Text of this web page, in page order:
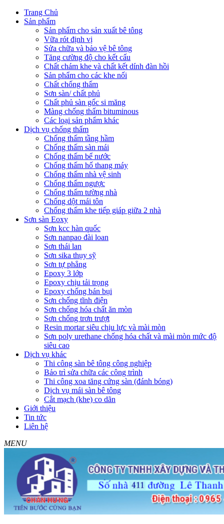
Trang Chủ
Sản phẩm
Sản phẩm cho sản xuất bê tông
Vữa rót định vị
Sửa chữa và bảo vệ bê tông
Tăng cường độ cho kết cấu
Chất chám khe và chất kết dính đàn hồi
Sản phẩm cho các khe nối
Chất chống thấm
Sơn sàn/ chất phủ
Chất phủ sàn gốc si măng
Màng chống thấm bituminous
Các loại sản phẩm khác
Dịch vụ chống thấm
Chống thấm tầng hầm
Chống thấm sàn mái
Chống thấm bể nước
Chống thấm hố thang máy
Chống thấm nhà vệ sinh
Chống thấm ngược
Chống thấm tường nhà
Chống dột mái tôn
Chống thấm khe tiếp giáp giữa 2 nhà
Sơn sàn Eoxy
Sơn kcc hàn quốc
Sơn nanpao đài loan
Sơn thái lan
Sơn sika thụy sỹ
Sơn tự phẳng
Epoxy 3 lớp
Epoxy chịu tải trọng
Epoxy chống bán bụi
Sơn chống tĩnh điện
Sơn chống hóa chất ăn mòn
Sơn chống trơn trượt
Resin mortar siêu chịu lực và mài mòn
Sơn poly urethane chống hóa chất và mài mòn mức độ
siêu cao
Dịch vụ khác
Thi công sàn bê tông công nghiệp
Bảo trì sửa chữa các công trình
Thi công xoa tăng cứng sàn (đánh bóng)
Dịch vụ mái sàn bê tông
Cắt mạch (khe) co dãn
Giới thiệu
Tin tức
Liên hệ
MENU